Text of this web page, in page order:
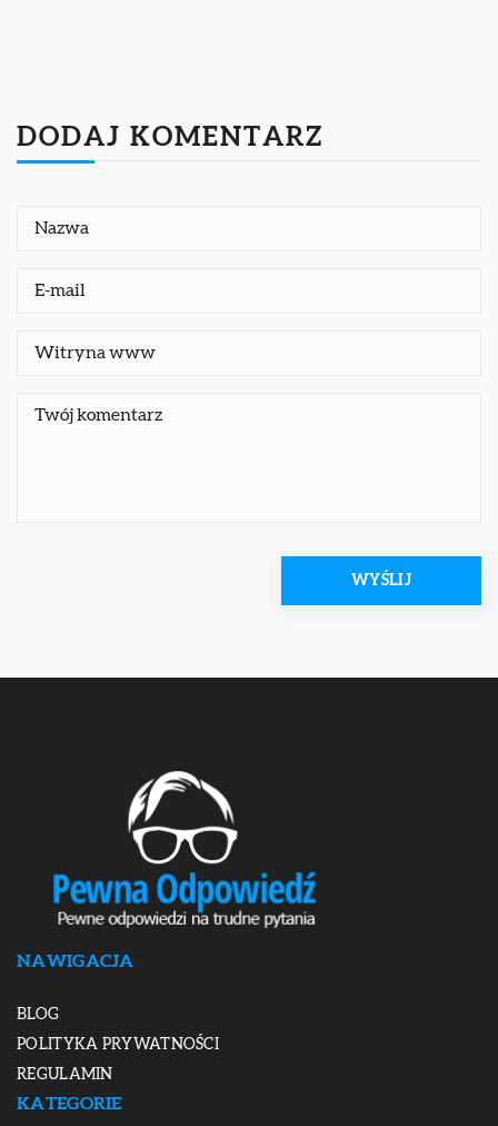
DODAJ KOMENTARZ
NAWIGACJA
BLOG
POLITYKA PRYWATNOŚCI
REGULAMIN
KATEGORIE